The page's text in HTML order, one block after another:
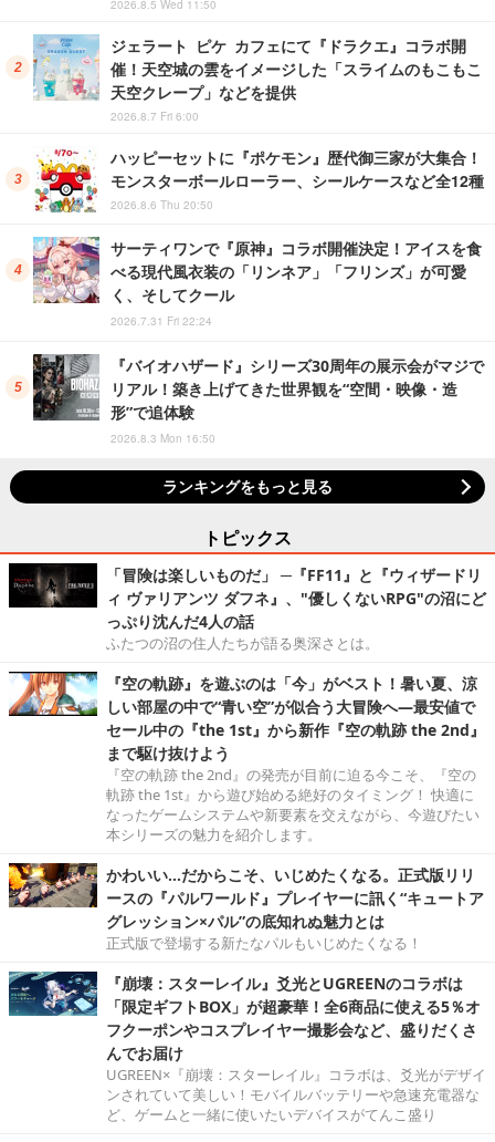
2026.8.5 Wed 11:50
ジェラート ピケ カフェにて『ドラクエ』コラボ開
催！天空城の雲をイメージした「スライムのもこもこ
天空クレープ」などを提供
2026.8.7 Fri 6:00
ハッピーセットに『ポケモン』歴代御三家が大集合！
モンスターボールローラー、シールケースなど全12種
2026.8.6 Thu 20:50
サーティワンで『原神』コラボ開催決定！アイスを食
べる現代風衣装の「リンネア」「フリンズ」が可愛
く、そしてクール
2026.7.31 Fri 22:24
『バイオハザード』シリーズ30周年の展示会がマジで
リアル！築き上げてきた世界観を“空間・映像・造
形”で追体験
2026.8.3 Mon 16:50
ランキングをもっと見る
トピックス
「冒険は楽しいものだ」 ─『FF11』と『ウィザードリ
ィ ヴァリアンツ ダフネ』、"優しくないRPG"の沼にど
っぷり沈んだ4人の話
ふたつの沼の住人たちが語る奥深さとは。
『空の軌跡』を遊ぶのは「今」がベスト！暑い夏、涼
しい部屋の中で“青い空”が似合う大冒険へ―最安値で
セール中の『the 1st』から新作『空の軌跡 the 2nd』
まで駆け抜けよう
『空の軌跡 the 2nd』の発売が目前に迫る今こそ、『空の
軌跡 the 1st』から遊び始める絶好のタイミング！ 快適に
なったゲームシステムや新要素を交えながら、今遊びたい
本シリーズの魅力を紹介します。
かわいい…だからこそ、いじめたくなる。正式版リリ
ースの『パルワールド』プレイヤーに訊く“キュートア
グレッション×パル”の底知れぬ魅力とは
正式版で登場する新たなパルもいじめたくなる！
『崩壊：スターレイル』爻光とUGREENのコラボは
「限定ギフトBOX」が超豪華！全6商品に使える5％オ
フクーポンやコスプレイヤー撮影会など、盛りだくさ
んでお届け
UGREEN×『崩壊：スターレイル』コラボは、爻光がデザイ
ンされていて美しい！モバイルバッテリーや急速充電器な
ど、ゲームと一緒に使いたいデバイスがてんこ盛り